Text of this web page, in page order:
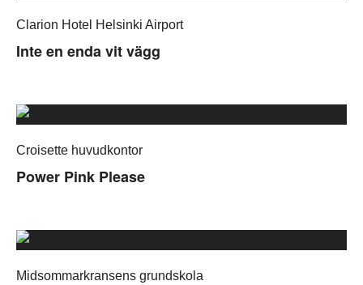
Clarion Hotel Helsinki Airport
Inte en enda vit vägg
Croisette huvudkontor
Power Pink Please
Midsommarkransens grundskola